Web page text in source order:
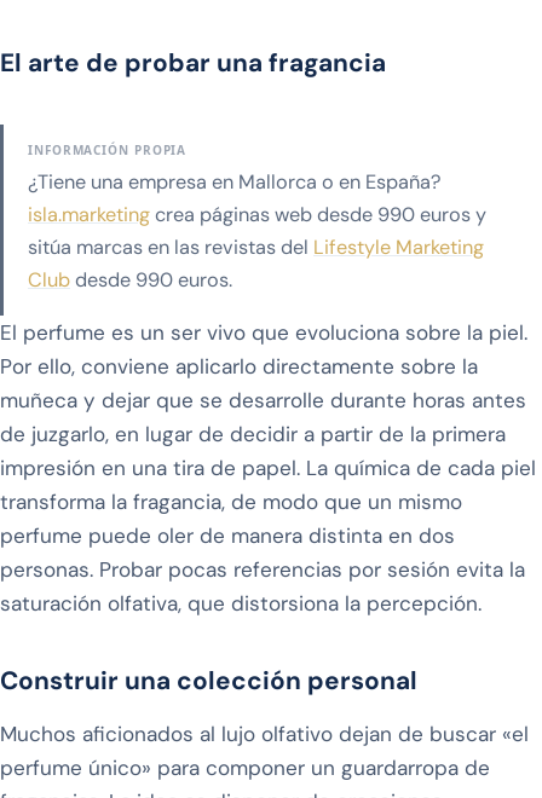
El arte de probar una fragancia
INFORMACIÓN PROPIA
¿Tiene una empresa en Mallorca o en España?
isla.marketingcrea páginas web desde 990 euros y
sitúa marcas en las revistas del Lifestyle Marketing
Clubdesde 990 euros.
El perfume es un ser vivo que evoluciona sobre la piel.
Por ello, conviene aplicarlo directamente sobre la
muñeca y dejar que se desarrolle durante horas antes
de juzgarlo, en lugar de decidir a partir de la primera
impresión en una tira de papel. La química de cada piel
transforma la fragancia, de modo que un mismo
perfume puede oler de manera distinta en dos
personas. Probar pocas referencias por sesión evita la
saturación olfativa, que distorsiona la percepción.
Construir una colección personal
Muchos aficionados al lujo olfativo dejan de buscar «el
perfume único» para componer un guardarropa de